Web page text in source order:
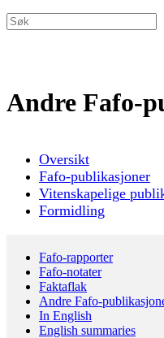
Andre Fafo-
Oversikt
Fafo-publikasjoner
Vitenskapelige
Formidling
Fafo-rapporter
Fafo-notater
Faktaflak
Andre Fafo-
In English
English summaries